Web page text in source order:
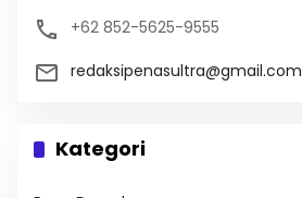
+62 852-5625-9555
redaksipenasultra@gmail.com
Kategori